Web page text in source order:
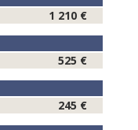
1 210 €
525 €
245 €